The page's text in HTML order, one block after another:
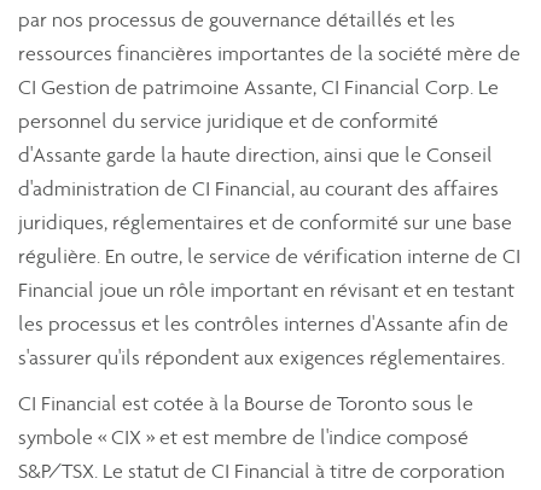
par nos processus de gouvernance détaillés et les
ressources financières importantes de la société mère de
CI Gestion de patrimoine Assante, CI Financial Corp. Le
personnel du service juridique et de conformité
d'Assante garde la haute direction, ainsi que le Conseil
d'administration de CI Financial, au courant des affaires
juridiques, réglementaires et de conformité sur une base
régulière. En outre, le service de vérification interne de CI
Financial joue un rôle important en révisant et en testant
les processus et les contrôles internes d'Assante afin de
s'assurer qu'ils répondent aux exigences réglementaires.
CI Financial est cotée à la Bourse de Toronto sous le
symbole « CIX » et est membre de l'indice composé
S&P/TSX. Le statut de CI Financial à titre de corporation